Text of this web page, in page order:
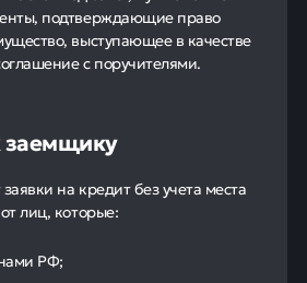
подтверждающие право
выступающее в качестве
с поручителями.
заемщику
на кредит без учета места
лиц, которые:
РФ;